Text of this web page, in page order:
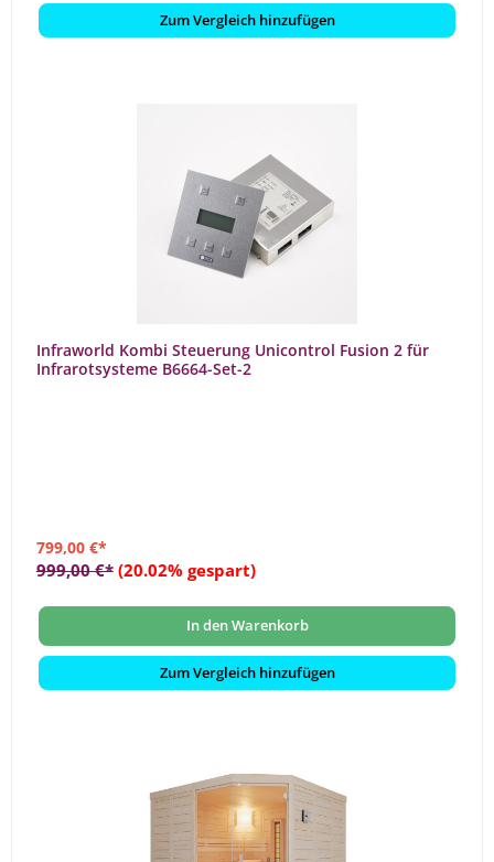
Zum Vergleich hinzufügen
Infraworld Kombi Steuerung Unicontrol Fusion 2 für
Infrarotsysteme B6664-Set-2
799,00 €*
999,00 €* (20.02% gespart)
In den Warenkorb
Zum Vergleich hinzufügen